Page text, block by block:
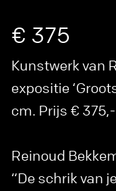
€ 375
Kunstwerk van
expositie
cm. Prijs € 375,-
Reinoud
“De schrik van